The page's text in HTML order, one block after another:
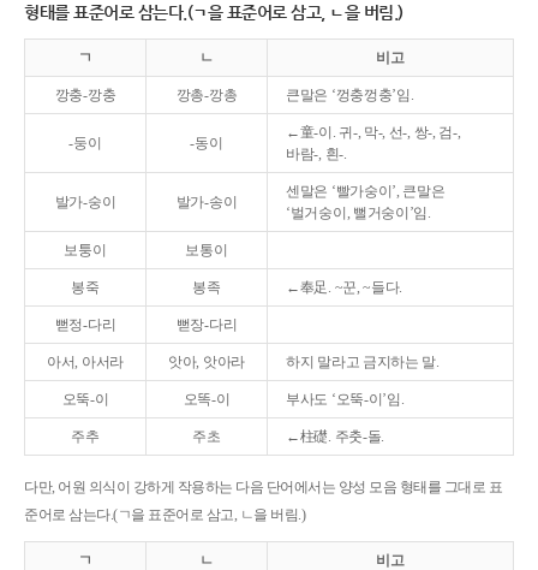
형태를 표준어로 삼는다.(ㄱ을 표준어로 삼고, ㄴ을 버림.)
ㄱ ㄴ 비고
깡충-깡충 깡총-깡총 큰말은 ‘껑충껑충’임.
-둥이 -동이
←童-이. 귀-, 막-, 선-, 쌍-, 검-,
바람-, 흰-.
발가-숭이 발가-송이
센말은 ‘빨가숭이’, 큰말은
‘벌거숭이, 뻘거숭이’임.
보퉁이 보통이
봉죽 봉족 ←奉足. ~꾼, ~들다.
뻗정-다리 뻗장-다리
아서, 아서라 앗아, 앗아라 하지 말라고 금지하는 말.
오뚝-이 오똑-이 부사도 ‘오뚝-이’임.
주추 주초 ←柱礎. 주춧-돌.
다만, 어원 의식이 강하게 작용하는 다음 단어에서는 양성 모음 형태를 그대로 표
준어로 삼는다.(ㄱ을 표준어로 삼고, ㄴ을 버림.)
ㄱ ㄴ 비고